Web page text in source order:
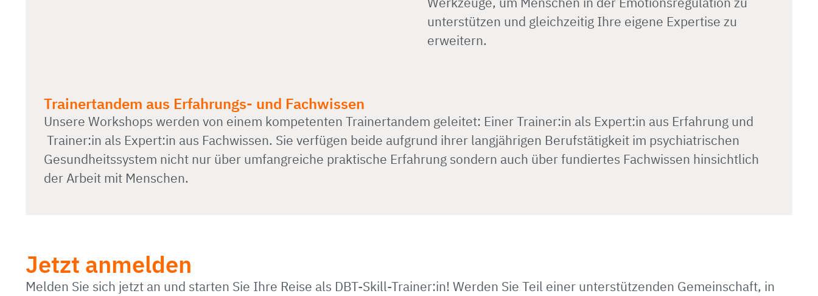
unterstützen und gleichzeitig Ihre eigene Expertise zu
erweitern.
Trainertandem aus Erfahrungs- und Fachwissen
Unsere Workshops werden von einem kompetenten Trainertandem geleitet: Einer Trainer:in als Expert:in aus Erfahrung und
Trainer:in als Expert:in aus Fachwissen. Sie verfügen beide aufgrund ihrer langjährigen Berufstätigkeit im psychiatrischen
Gesundheitssystem nicht nur über umfangreiche praktische Erfahrung sondern auch über fundiertes Fachwissen hinsichtlich
der Arbeit mit Menschen.
Jetzt anmelden
Melden Sie sich jetzt an und starten Sie Ihre Reise als DBT-Skill-Trainer:in! Werden Sie Teil einer unterstützenden Gemeinschaft, in